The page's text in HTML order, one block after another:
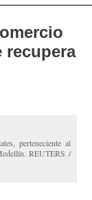
recupera
perteneciente al
REUTERS /